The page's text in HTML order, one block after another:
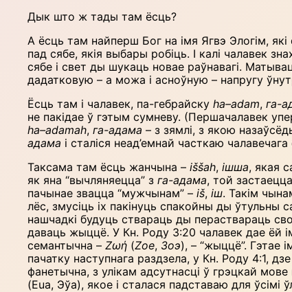
Дык што ж тады там ёсць?
А ёсць там найперш Бог на імя Ягвэ Элогім,
пад сябе, якія выбары робіць. І калі чалавек
сябе і свет ды шукаць новае раўнавагі.
дадатковую – а можа і асноўную – напругу
Ёсць там і чалавек, па-гебрайску ha–adam, га-
не пакідае ў гэтым сумневу. (Першачалавек
ha–adamah, га-адама – з зямлі, з якою
адама і сталіся неад’емнай часткаю чалавечага
Таксама там ёсць жанчына – iššah, ішша, якая
як яна “вычляняецца” з га-адама, той
пачынае звацца “мужчынам” – iš, іш. Такім
лёс, змусіць іх пакінуць спакойны ды ўтульны
нашчадкі будуць ствараць ды пераствараць
даваць жыццё. У Кн. Роду 3:20 чалавек дае ёй
семантычна – Ζωή (Zoe, Зоэ), – “жыццё”. Гэтае
пачатку наступнага раздзела, у Кн. Роду 4:1, дзе
фанетычна, з улікам адсутнасці ў грэцкай мове
(Eua, Эўа), якое і сталася падставаю для ўсімі